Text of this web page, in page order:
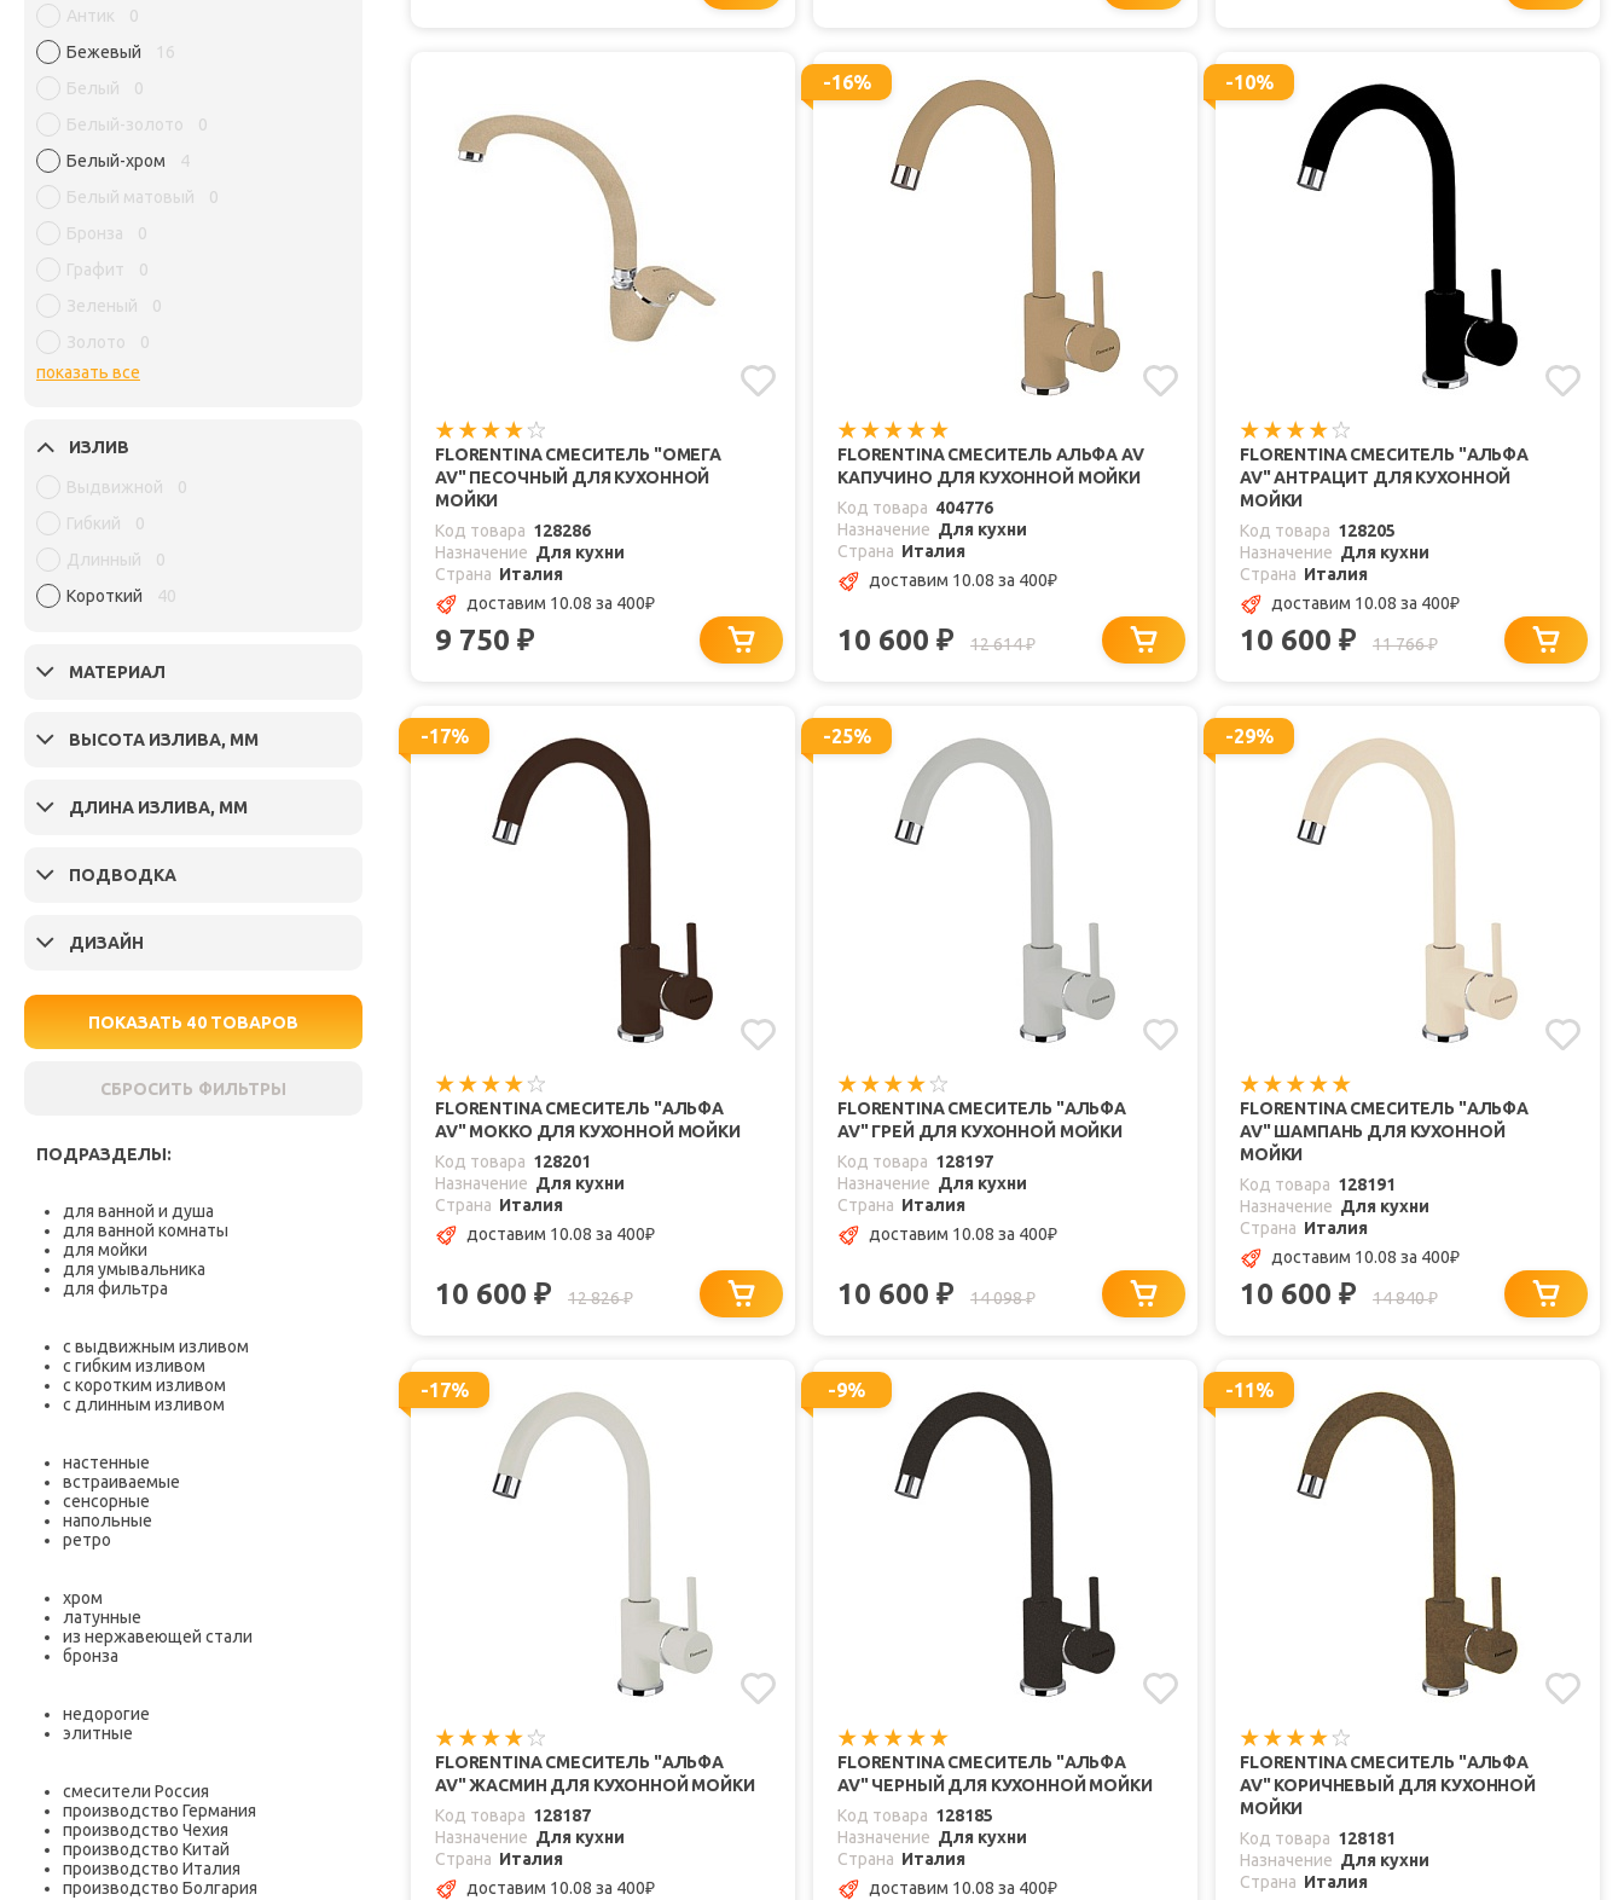
Антик
0
Бежевый
16
Белый
0
Белый-золото
0
Белый-хром
4
Белый матовый
0
Бронза
0
Графит
0
Зеленый
0
Золото
0
показать все
ИЗЛИВ
Выдвижной
0
Гибкий
0
Длинный
0
Короткий
40
МАТЕРИАЛ
ВЫСОТА ИЗЛИВА, ММ
ДЛИНА ИЗЛИВА, ММ
ПОДВОДКА
ДИЗАЙН
ПОКАЗАТЬ 40 ТОВАРОВ
СБРОСИТЬ ФИЛЬТРЫ
ПОДРАЗДЕЛЫ:
для ванной и душа
для ванной комнаты
для мойки
для умывальника
для фильтра
с выдвижным изливом
с гибким изливом
с коротким изливом
с длинным изливом
настенные
встраиваемые
сенсорные
напольные
ретро
хром
латунные
из нержавеющей стали
бронза
недорогие
элитные
смесители Россия
производство Германия
производство Чехия
производство Китай
производство Италия
производство Болгария
FLORENTINA СМЕСИТЕЛЬ "ОМЕГА
AV" ПЕСОЧНЫЙ ДЛЯ КУХОННОЙ
МОЙКИ
Код товара 128286
Назначение Для кухни
Страна Италия
доставим 10.08 за 400₽
9 750 ₽
-16%
FLORENTINA СМЕСИТЕЛЬ АЛЬФА AV
КАПУЧИНО ДЛЯ КУХОННОЙ МОЙКИ
Код товара 404776
Назначение Для кухни
Страна Италия
доставим 10.08 за 400₽
10 600 ₽ 12 614₽
-10%
FLORENTINA СМЕСИТЕЛЬ "АЛЬФА
AV" АНТРАЦИТ ДЛЯ КУХОННОЙ
МОЙКИ
Код товара 128205
Назначение Для кухни
Страна Италия
доставим 10.08 за 400₽
10 600 ₽ 11 766₽
-17%
FLORENTINA СМЕСИТЕЛЬ "АЛЬФА
AV" МОККО ДЛЯ КУХОННОЙ МОЙКИ
Код товара 128201
Назначение Для кухни
Страна Италия
доставим 10.08 за 400₽
10 600 ₽ 12 826₽
-25%
FLORENTINA СМЕСИТЕЛЬ "АЛЬФА
AV" ГРЕЙ ДЛЯ КУХОННОЙ МОЙКИ
Код товара 128197
Назначение Для кухни
Страна Италия
доставим 10.08 за 400₽
10 600 ₽ 14 098₽
-29%
FLORENTINA СМЕСИТЕЛЬ "АЛЬФА
AV" ШАМПАНЬ ДЛЯ КУХОННОЙ
МОЙКИ
Код товара 128191
Назначение Для кухни
Страна Италия
доставим 10.08 за 400₽
10 600 ₽ 14 840₽
-17%
FLORENTINA СМЕСИТЕЛЬ "АЛЬФА
AV" ЖАСМИН ДЛЯ КУХОННОЙ МОЙКИ
Код товара 128187
Назначение Для кухни
Страна Италия
доставим 10.08 за 400₽
-9%
FLORENTINA СМЕСИТЕЛЬ "АЛЬФА
AV" ЧЕРНЫЙ ДЛЯ КУХОННОЙ МОЙКИ
Код товара 128185
Назначение Для кухни
Страна Италия
доставим 10.08 за 400₽
-11%
FLORENTINA СМЕСИТЕЛЬ "АЛЬФА
AV" КОРИЧНЕВЫЙ ДЛЯ КУХОННОЙ
МОЙКИ
Код товара 128181
Назначение Для кухни
Страна Италия